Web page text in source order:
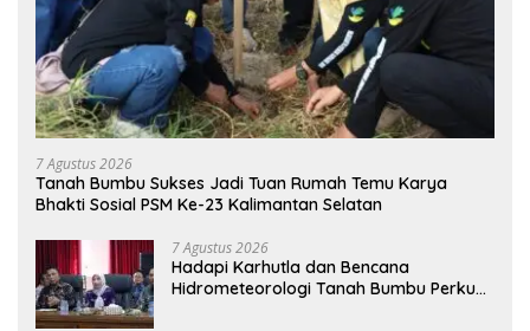
7 Agustus 2026
Tanah Bumbu Sukses Jadi Tuan Rumah Temu Karya
Bhakti Sosial PSM Ke-23 Kalimantan Selatan
7 Agustus 2026
Hadapi Karhutla dan Bencana
Hidrometeorologi Tanah Bumbu Perkuat